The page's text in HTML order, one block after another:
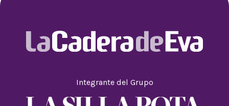
Integrante del Grupo